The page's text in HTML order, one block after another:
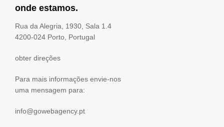
onde estamos.
Rua da Alegria, 1930, Sala 1.4
4200-024 Porto, Portugal
obter direções
Para mais informações envie-nos
uma mensagem para:
info@gowebagency.pt